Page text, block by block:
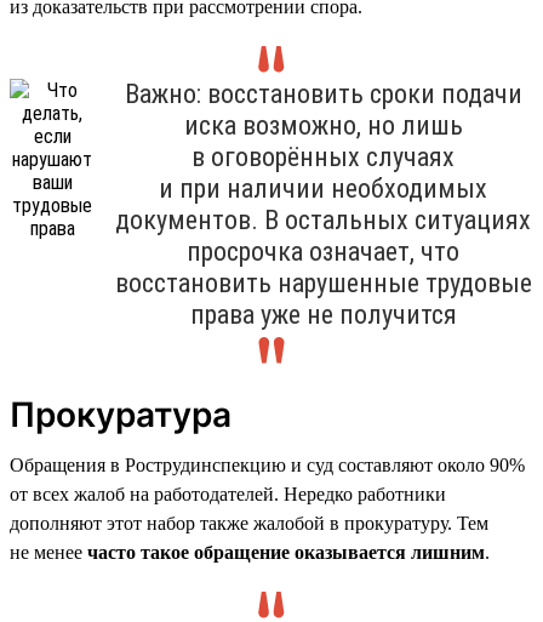
из доказательств при рассмотрении спора.
Важно: восстановить сроки подачи
иска возможно, но лишь
в оговорённых случаях
и при наличии необходимых
документов. В остальных ситуациях
просрочка означает, что
восстановить нарушенные трудовые
права уже не получится
Прокуратура
Обращения в Рострудинспекцию и суд составляют около 90%
от всех жалоб на работодателей. Нередко работники
дополняют этот набор также жалобой в прокуратуру. Тем
не менее часто такое обращение оказывается лишним.